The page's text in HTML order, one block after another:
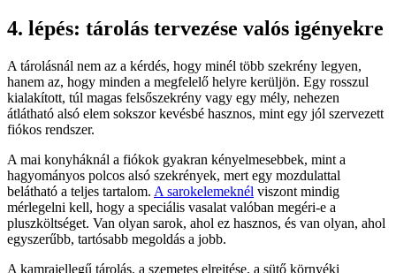
4. lépés: tárolás tervezése valós igényekre
A tárolásnál nem az a kérdés, hogy minél több szekrény legyen,
hanem az, hogy minden a megfelelő helyre kerüljön. Egy rosszul
kialakított, túl magas felsőszekrény vagy egy mély, nehezen
átlátható alsó elem sokszor kevésbé hasznos, mint egy jól szervezett
fiókos rendszer.
A mai konyháknál a fiókok gyakran kényelmesebbek, mint a
hagyományos polcos alsó szekrények, mert egy mozdulattal
belátható a teljes tartalom. A sarokelemeknél viszont mindig
mérlegelni kell, hogy a speciális vasalat valóban megéri-e a
pluszköltséget. Van olyan sarok, ahol ez hasznos, és van olyan, ahol
egyszerűbb, tartósabb megoldás a jobb.
A kamrajellegű tárolás, a szemetes elrejtése, a sütő környéki